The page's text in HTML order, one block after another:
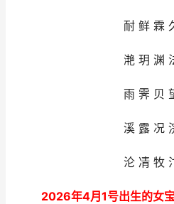
耐 鲜 霖
滟 玥 渊
雨 霁 贝
溪 露 况
沦 凊 牧
2026年4月1号出生的女